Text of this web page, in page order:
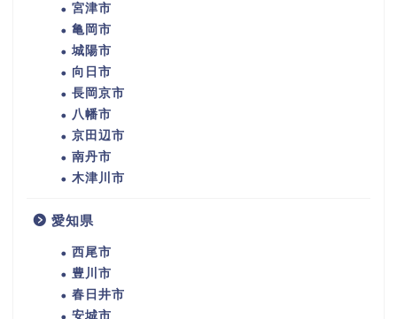
宮津市
亀岡市
城陽市
向日市
長岡京市
八幡市
京田辺市
南丹市
木津川市
愛知県
西尾市
豊川市
春日井市
安城市